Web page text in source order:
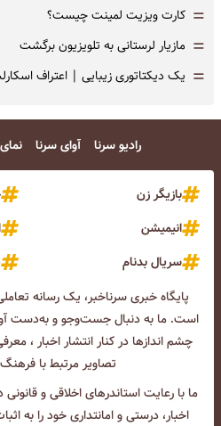
= کارت ویزیت لمینت چیست؟
= مازیار لرستانی به تلویزیون برگشت
= یک دیکتاتوری زیبایی | اعتراف
رادیو سرنا آوای سرنا
بازیگر زن
انیمیشن
سریال بدنام
پایگاه خبری سرناخبر، یک رسانه
است. ما به دنبال جست‌و‌جو و به‌دست
چشم انداز‌ها در کنار انتشار اخبار ،
تصاویر مرتبط با
ما با رعایت استاندرهای اخلاقی و قانونی
اخبار، درستی و امانتداری خود را به